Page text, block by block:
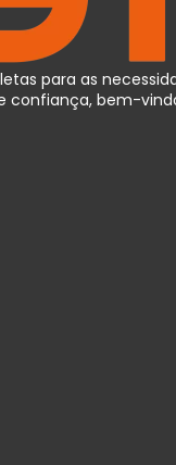
para as
confiança, bem-